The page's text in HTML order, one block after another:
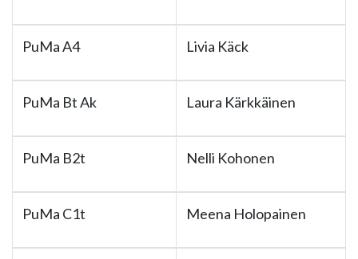
PuMa A4 Livia Käck
PuMa Bt Ak Laura Kärkkäinen
PuMa B2t Nelli Kohonen
PuMa C1t Meena Holopainen